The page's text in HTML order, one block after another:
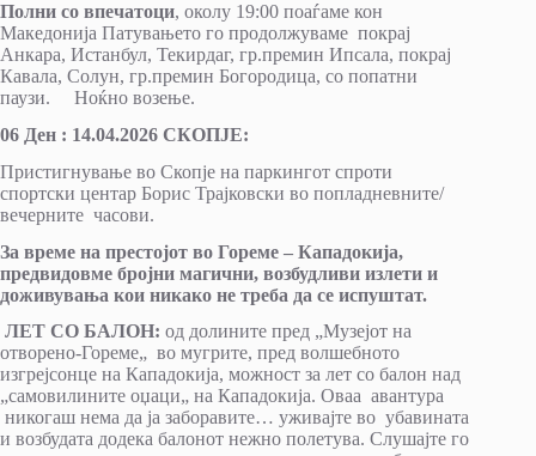
Полни со впечатоци, околу 19:00 поаѓаме кон
Македонија Патувањето го продолжуваме покрај
Анкара, Истанбул, Текирдаг, гр.премин Ипсала, покрај
Кавала, Солун, гр.премин Богородица, со попатни
паузи. Ноќно возење.
06 Ден : 14.04.2026 СКОПЈЕ:
Пристигнување во Скопје на паркингот спроти
спортски центар Борис Трајковски во попладневните/
вечерните часови.
За време на престојот во Гореме – Кападокија,
предвидовме бројни магични, возбудливи излети и
доживувања кои никако не треба да се испуштат.
ЛЕТ СО БАЛОН: од долините пред „Музејот на
отворено-Гореме„ во мугрите, пред волшебното
изгрејсонце на Кападокија, можност за лет со балон над
„самовилините оџаци„ на Кападокија. Оваа авантура
никогаш нема да ја заборавите… уживајте во убавината
и возбудата додека балонот нежно полетува. Слушајте го